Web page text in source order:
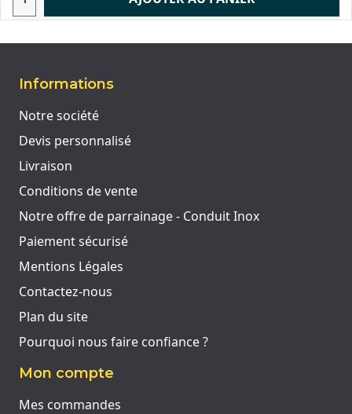
Informations
Notre société
Devis personnalisé
Livraison
Conditions de vente
Notre offre de parrainage - Conduit Inox
Paiement sécurisé
Mentions Légales
Contactez-nous
Plan du site
Pourquoi nous faire confiance ?
Mon compte
Mes commandes